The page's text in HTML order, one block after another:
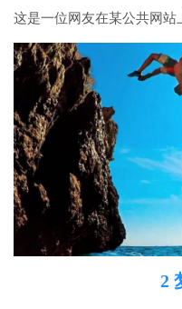
这是一位网友在某公共网站
2